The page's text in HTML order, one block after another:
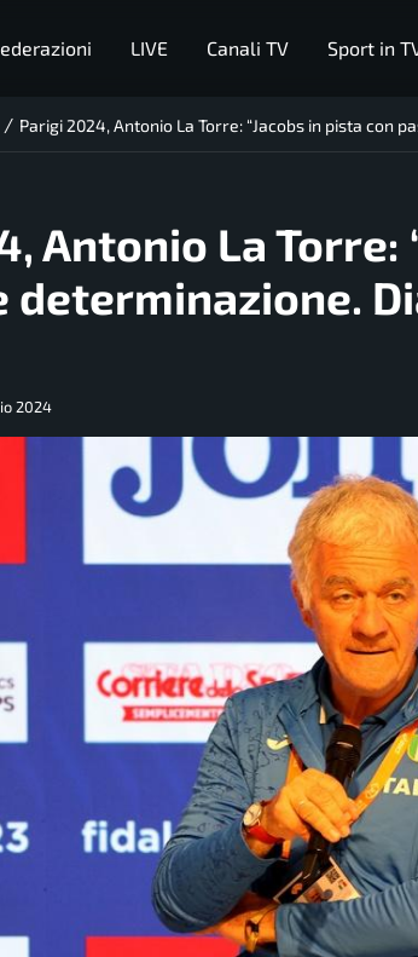
LIVE Canali TV Sport in
/ Parigi 2024, Antonio La Torre: “Jacobs in pista con
Antonio La Torre:
determinazione.
2024